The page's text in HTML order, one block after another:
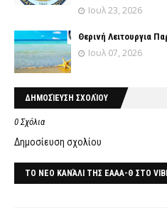
Ιουλ 23, 2026
Θερινή Λειτουργια
Ιουλ 07, 2026
ΔΗΜΟΣΊΕΥΣΗ ΣΧΟΛΊΟΥ
0 Σχόλια
Δημοσίευση σχολίου
ΤΟ ΝΕΟ ΚΑΝΆΛΙ ΤΗΣ ΕΑΑΑ-Θ ΣΤΟ